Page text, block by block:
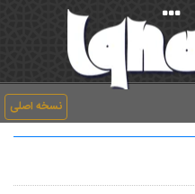
نسخه اصلی